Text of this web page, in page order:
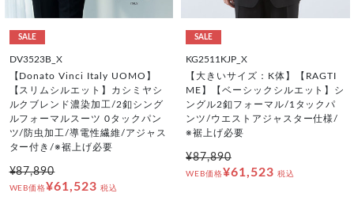
SALE
DV3523B_X
【Donato Vinci Italy UOMO】
【スリムシルエット】カシミヤシ
ルクブレンド濃染加工/2釦シング
ルフォーマルスーツ 0タックパン
ツ/防虫加工/導電性繊維/アジャス
ター付き/※裾上げ必要
¥87,890
WEB価格¥61,523 税込
SALE
KG2511KJP_X
【大きいサイズ：K体】【RAGTI
ME】【ベーシックシルエット】シ
ングル2釦フォーマル/1タックパ
ンツ/ウエストアジャスター仕様/
※裾上げ必要
¥87,890
WEB価格¥61,523 税込